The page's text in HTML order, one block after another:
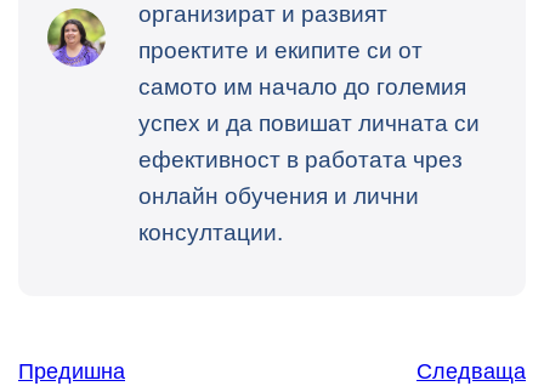
организират и развият
проектите и екипите си от
самото им начало до големия
успех и да повишат личната си
ефективност в работата чрез
онлайн обучения и лични
консултации.
Предишна Следваща